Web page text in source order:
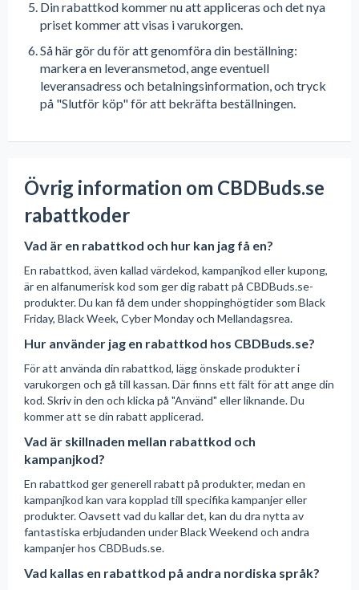
Din rabattkod kommer nu att appliceras och det nya
priset kommer att visas i varukorgen.
Så här gör du för att genomföra din beställning:
markera en leveransmetod, ange eventuell
leveransadress och betalningsinformation, och tryck
på "Slutför köp" för att bekräfta beställningen.
Övrig information om CBDBuds.se
rabattkoder
Vad är en rabattkod och hur kan jag få en?
En rabattkod, även kallad värdekod, kampanjkod eller kupong,
är en alfanumerisk kod som ger dig rabatt på CBDBuds.se-
produkter. Du kan få dem under shoppinghögtider som Black
Friday, Black Week, Cyber Monday och Mellandagsrea.
Hur använder jag en rabattkod hos CBDBuds.se?
För att använda din rabattkod, lägg önskade produkter i
varukorgen och gå till kassan. Där finns ett fält för att ange din
kod. Skriv in den och klicka på "Använd" eller liknande. Du
kommer att se din rabatt applicerad.
Vad är skillnaden mellan rabattkod och
kampanjkod?
En rabattkod ger generell rabatt på produkter, medan en
kampanjkod kan vara kopplad till specifika kampanjer eller
produkter. Oavsett vad du kallar det, kan du dra nytta av
fantastiska erbjudanden under Black Weekend och andra
kampanjer hos CBDBuds.se.
Vad kallas en rabattkod på andra nordiska språk?